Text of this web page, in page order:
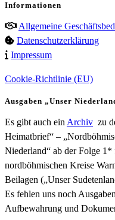
Informationen
Allgemeine
Datenschutzerklärung
Impressum
Cookie-Richtlinie (EU)
Ausgaben „Unser
Es gibt auch ein Archiv zu
Heimatbrief“ –
Niederland“ ab der Folge
nordböhmischen Kreise
Beilagen („Unser
Es fehlen uns noch
Aufbewahrung und